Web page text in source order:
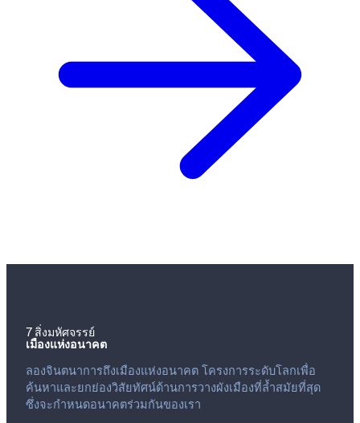
7 สิ่งมหัศจรรย์
เมืองแห่งอนาคต
ลองจินตนาการถึงเมืองแห่งอนาคต โครงการระดับโลกเพื่อ
ค้นหาและยกย่องวิสัยทัศน์ด้านการวางผังเมืองที่ล้ำสมัยที่สุด
ซึ่งจะกำหนดอนาคตร่วมกันของเรา